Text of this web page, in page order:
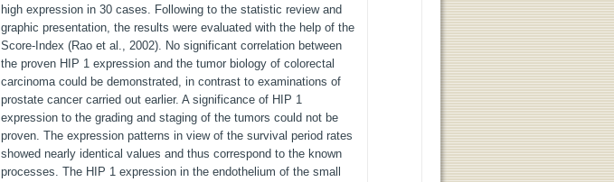
high expression in 30 cases. Following to the statistic review and
graphic presentation, the results were evaluated with the help of the
Score-Index (Rao et al., 2002). No significant correlation between
the proven HIP 1 expression and the tumor biology of colorectal
carcinoma could be demonstrated, in contrast to examinations of
prostate cancer carried out earlier. A significance of HIP 1
expression to the grading and staging of the tumors could not be
proven. The expression patterns in view of the survival period rates
showed nearly identical values and thus correspond to the known
processes. The HIP 1 expression in the endothelium of the small